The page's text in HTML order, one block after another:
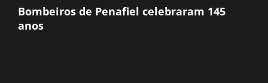
Bombeiros de Penafiel celebraram 145
anos